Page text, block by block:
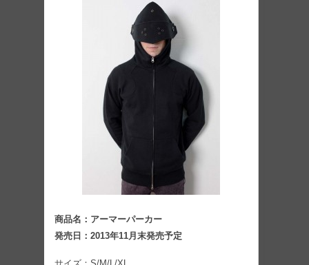
商品名：アーマーパーカー
発売日：2013年11月末発売予定